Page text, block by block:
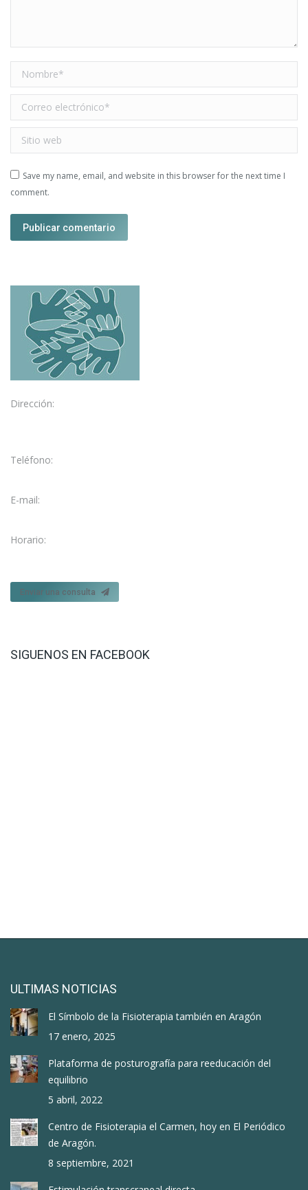
Nombre *
Correo electrónico *
Sitio web
Save my name, email, and website in this browser for the next time I
comment.
Publicar comentario
Dirección:
Teléfono:
E-mail:
Horario:
Enviar una consulta
SIGUENOS EN FACEBOOK
ULTIMAS NOTICIAS
El Símbolo de la Fisioterapia también en Aragón
17 enero, 2025
Plataforma de posturografía para reeducación del
equilibrio
5 abril, 2022
Centro de Fisioterapia el Carmen, hoy en El Periódico
de Aragón.
8 septiembre, 2021